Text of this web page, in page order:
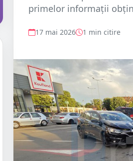
primelor informații
17 mai 2026 1 min citire